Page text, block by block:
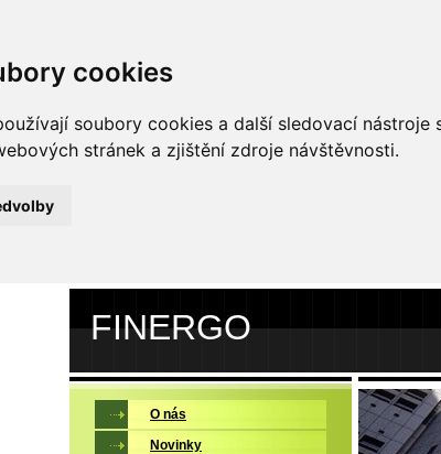
cookies
soubory cookies a další sledovací
stránek a zjištění zdroje návštěvnosti.
FINERGO
O nás
Novinky